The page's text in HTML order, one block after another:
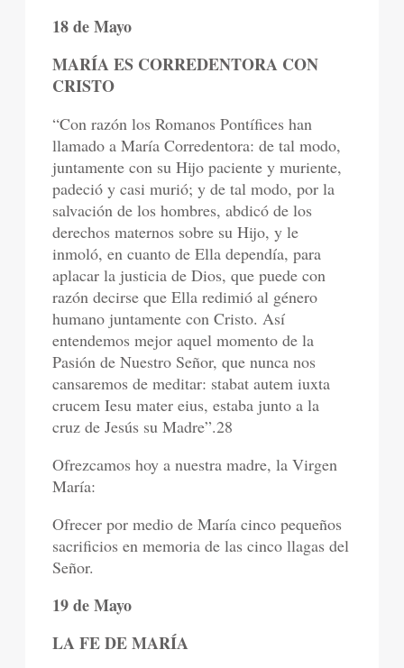
18 de Mayo
MARÍA ES CORREDENTORA CON
CRISTO
“Con razón los Romanos Pontífices han
llamado a María Corredentora: de tal modo,
juntamente con su Hijo paciente y muriente,
padeció y casi murió; y de tal modo, por la
salvación de los hombres, abdicó de los
derechos maternos sobre su Hijo, y le
inmoló, en cuanto de Ella dependía, para
aplacar la justicia de Dios, que puede con
razón decirse que Ella redimió al género
humano juntamente con Cristo. Así
entendemos mejor aquel momento de la
Pasión de Nuestro Señor, que nunca nos
cansaremos de meditar: stabat autem iuxta
crucem Iesu mater eius, estaba junto a la
cruz de Jesús su Madre”.28
Ofrezcamos hoy a nuestra madre, la Virgen
María:
Ofrecer por medio de María cinco pequeños
sacrificios en memoria de las cinco llagas del
Señor.
19 de Mayo
LA FE DE MARÍA